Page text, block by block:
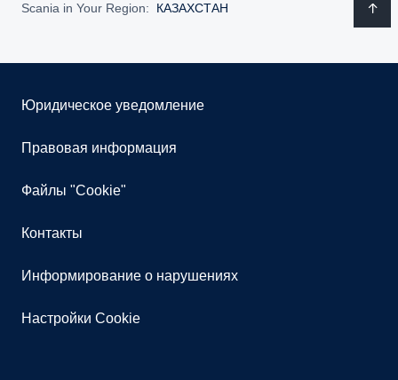
Scania in Your Region: КАЗАХСТАН
Юридическое уведомление
Правовая информация
Файлы "Cookie"
Контакты
Информирование о нарушениях
Настройки Cookie